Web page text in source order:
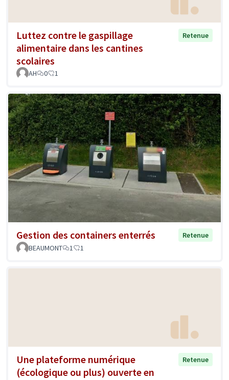
Luttez contre le gaspillage
alimentaire dans les cantines
scolaires
Retenue
AH 0 1
Gestion des containers enterrés
Retenue
BEAUMONT
1 1
Une plateforme numérique
(écologique ou plus) ouverte en
Retenue